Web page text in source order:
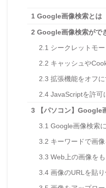
1 Google画像検索とは
2 Google画像検索がで
2.1 シークレットモ
2.2 キャッシュや
2.3 拡張機能をオフに
2.4 JavaScriptを許可
3 【パソコン】Google
3.1 Google画像検索
3.2 キーワードで画
3.3 Web上の画像を
3.4 画像のURLを貼